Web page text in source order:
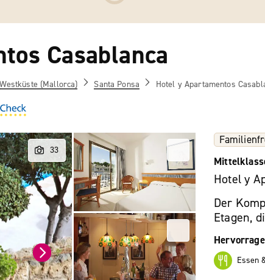
Casablanca
Westküste (Mallorca) Santa Ponsa Hotel y Apartamentos
Hotel y
Der
Etagen,
Essen